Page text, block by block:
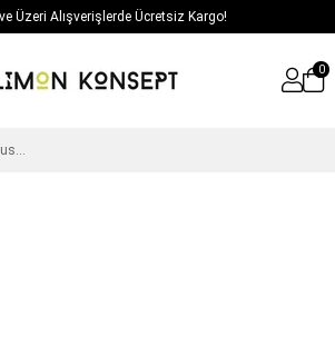
Üzeri Alışverişlerde Ücretsiz Kargo!
0
Turuncu Lotus Toka